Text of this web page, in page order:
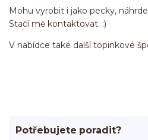
Mohu vyrobit i jako pecky,
Stačí mě kontaktovat. :)
V nabídce také další topinkové
Potřebujete poradit?